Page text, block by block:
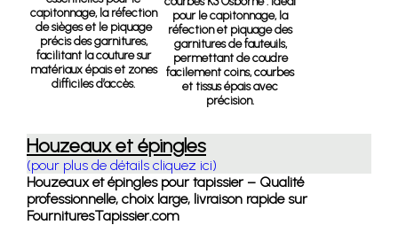
capitonnage, la réfection
de sièges et le piquage
précis des garnitures,
facilitant la couture sur
matériaux épais et zones
difficiles d’accès.
pour le capitonnage, la
réfection et piquage des
garnitures de fauteuils,
permettant de coudre
facilement coins, courbes
et tissus épais avec
précision.
Houzeaux et épingles
(pour plus de détails cliquez ici)
Houzeaux et épingles pour tapissier – Qualité
professionnelle, choix large, livraison rapide sur
FournituresTapissier.com